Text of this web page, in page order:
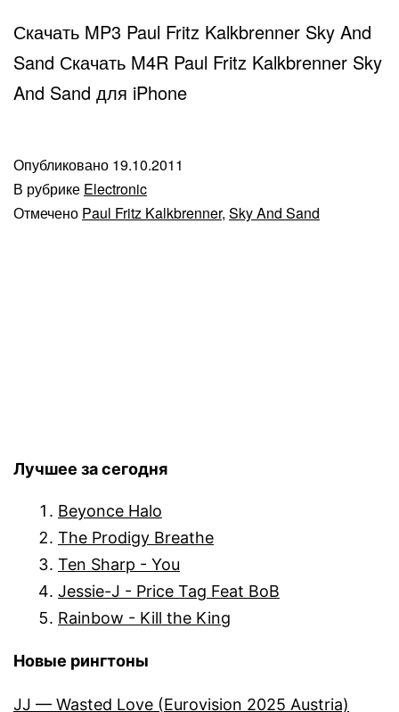
Скачать MP3 Paul Fritz Kalkbrenner Sky And
Sand Скачать M4R Paul Fritz Kalkbrenner Sky
And Sand для iPhone
Опубликовано 19.10.2011
В рубрике Electronic
Отмечено Paul Fritz Kalkbrenner, Sky And Sand
Лучшее за сегодня
Beyonce Halo
The Prodigy Breathe
Ten Sharp - You
Jessie-J - Price Tag Feat BoB
Rainbow - Kill the King
Новые рингтоны
JJ — Wasted Love (Eurovision 2025 Austria)